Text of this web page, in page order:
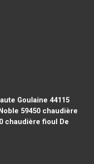
Goulaine 44115
59450 chaudière
chaudière fioul De